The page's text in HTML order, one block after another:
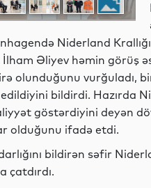
Niderland
Əliyev həmin görüş
olunduğunu vurğuladı,
edildiyini bildirdi.
göstərdiyini deyən
olduğunu ifadə etdi.
bildirən səfir
çatdırdı.